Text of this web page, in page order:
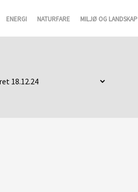
ENERGI NATURFARE MILJØ OG LANDSKAP